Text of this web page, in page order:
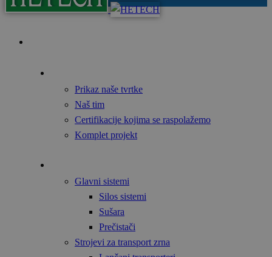
Prikaz naše tvrtke
Naš tim
Certifikacije kojima se raspolažemo
Komplet projekt
Glavni sistemi
Silos sistemi
Sušara
Prečistači
Strojevi za transport zrna